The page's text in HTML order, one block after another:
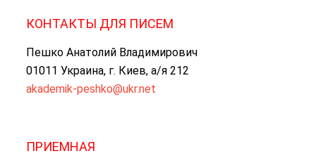
КОНТАКТЫ ДЛЯ ПИСЕМ
Пешко Анатолий Владимирович
01011 Украина, г. Киев, а/я 212
akademik-peshko@ukr.net
ПРИЕМНАЯ